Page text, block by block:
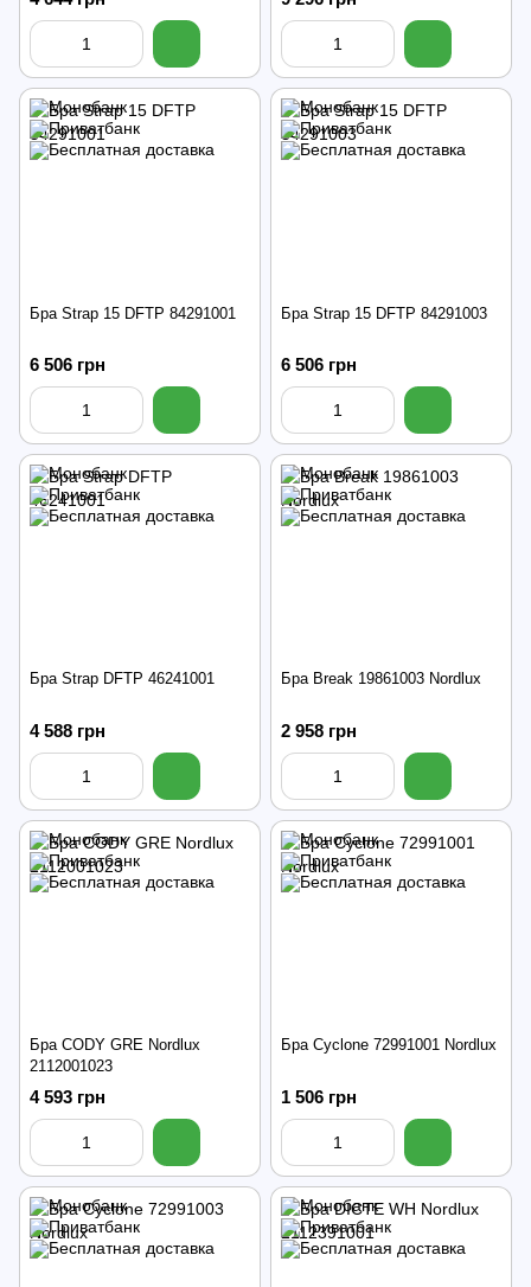
Бра Strap 15 DFTP 84291001
6 506 грн
Бра Strap 15 DFTP 84291003
6 506 грн
Бра Strap DFTP 46241001
4 588 грн
Бра Break 19861003 Nordlux
2 958 грн
Бра CODY GRE Nordlux
2112001023
4 593 грн
Бра Cyclone 72991001 Nordlux
1 506 грн